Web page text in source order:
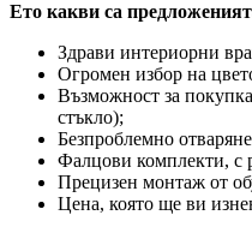
Ето какви са
Здрави интериорни
Огромен избор на
Възможност за
стъкло);
Безпроблемно
Фалцови комплекти, с
Прецизен монтаж от
Цена, която ще ви